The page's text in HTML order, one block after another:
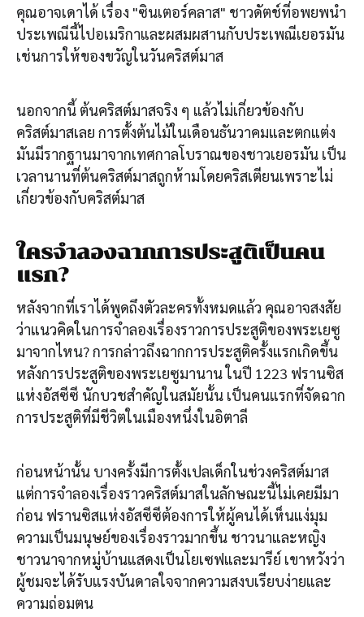
คุณอาจเดาได้ เรื่อง "ซินเตอร์คลาส" ชาวดัตช์ที่อพยพนำ
ประเพณีนี้ไปอเมริกาและผสมผสานกับประเพณีเยอรมัน
เช่นการให้ของขวัญในวันคริสต์มาส
นอกจากนี้ ต้นคริสต์มาสจริง ๆ แล้วไม่เกี่ยวข้องกับ
คริสต์มาสเลย การตั้งต้นไม้ในเดือนธันวาคมและตกแต่ง
มันมีรากฐานมาจากเทศกาลโบราณของชาวเยอรมัน เป็น
เวลานานที่ต้นคริสต์มาสถูกห้ามโดยคริสเตียนเพราะไม่
เกี่ยวข้องกับคริสต์มาส
ใครจำลองฉากการประสูติเป็นคน
แรก?
หลังจากที่เราได้พูดถึงตัวละครทั้งหมดแล้ว คุณอาจสงสัย
ว่าแนวคิดในการจำลองเรื่องราวการประสูติของพระเยซู
มาจากไหน? การกล่าวถึงฉากการประสูติครั้งแรกเกิดขึ้น
หลังการประสูติของพระเยซูมานาน ในปี 1223 ฟรานซิส
แห่งอัสซีซี นักบวชสำคัญในสมัยนั้น เป็นคนแรกที่จัดฉาก
การประสูติที่มีชีวิตในเมืองหนึ่งในอิตาลี
ก่อนหน้านั้น บางครั้งมีการตั้งเปลเด็กในช่วงคริสต์มาส
แต่การจำลองเรื่องราวคริสต์มาสในลักษณะนี้ไม่เคยมีมา
ก่อน ฟรานซิสแห่งอัสซีซีต้องการให้ผู้คนได้เห็นแง่มุม
ความเป็นมนุษย์ของเรื่องราวมากขึ้น ชาวนาและหญิง
ชาวนาจากหมู่บ้านแสดงเป็นโยเซฟและมารีย์ เขาหวังว่า
ผู้ชมจะได้รับแรงบันดาลใจจากความสงบเรียบง่ายและ
ความถ่อมตน